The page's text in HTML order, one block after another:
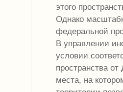
этого
Однако
федеральной
В управлении
условии
пространства
места, на